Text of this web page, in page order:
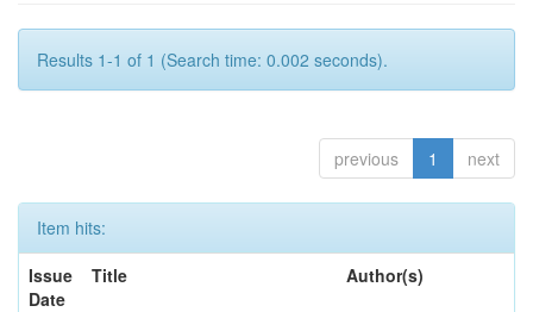
Results 1-1 of 1 (Search time: 0.002 seconds).
previous 1 next
Item hits:
Issue
Date
Title Author(s)